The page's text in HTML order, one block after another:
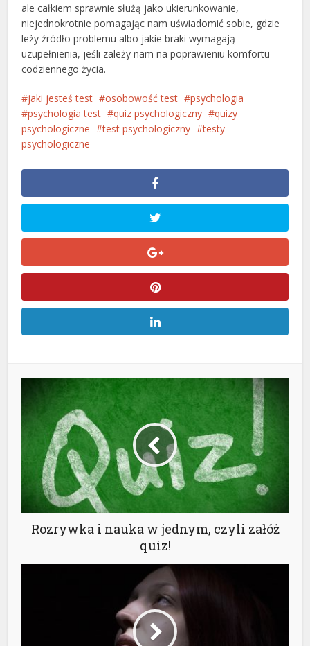
ale całkiem sprawnie służą jako ukierunkowanie,
niejednokrotnie pomagając nam uświadomić sobie, gdzie
leży źródło problemu albo jakie braki wymagają
uzupełnienia, jeśli zależy nam na poprawieniu komfortu
codziennego życia.
jaki jesteś test osobowość test
psychologia
psychologia test
quiz psychologiczny
quizy
psychologiczne
test psychologiczny
testy
psychologiczne
Rozrywka i nauka w jednym, czyli załóż
quiz!